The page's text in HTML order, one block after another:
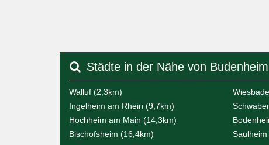
Städte in der Nähe von Budenheim
Walluf (2,3km)
Ingelheim am Rhein (9,7km)
Hochheim am Main (14,3km)
Bischofsheim (16,4km)